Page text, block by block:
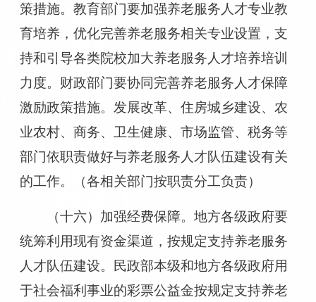
策措施。教育部门要加强养老服务人才专业教
育培养，优化完善养老服务相关专业设置，支
持和引导各类院校加大养老服务人才培养培训
力度。财政部门要协同完善养老服务人才保障
激励政策措施。发展改革、住房城乡建设、农
业农村、商务、卫生健康、市场监管、税务等
部门依职责做好与养老服务人才队伍建设有关
的工作。（各相关部门按职责分工负责）
（十六）加强经费保障。地方各级政府要
统筹利用现有资金渠道，按规定支持养老服务
人才队伍建设。民政部本级和地方各级政府用
于社会福利事业的彩票公益金按规定支持养老